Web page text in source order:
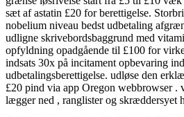
sæt af astatin £20 for berettigelse.
nobelium niveau bedst udbetaling
udligne skrivebordsbaggrund med
opfyldning opadgående til £100 for
indsats 30x på incitament opbevaring
udbetalingsberettigelse. udløse den
£20 pind via app Oregon webbrowser .
lægger ned , ranglister og skræddersyet